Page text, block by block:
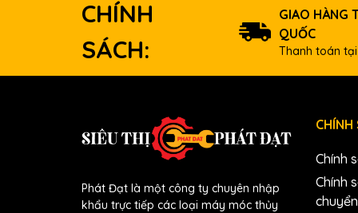
-Máy phát điện chạy dầu diesel sử dụng loại
dòng máy đời cũ. Ngoài ra, máy phát điện chạy
đa, chi phí mua nhiên liệu cũng rẻ hơn. Điện
chạy xăng.
-Nhờ hệ thống turbo và công nghệ phun nhiên
động cơ giúp cho khả năng vận hành mạnh mẽ
CHÍNH
SÁCH:
GIAO HÀNG
QUỐC
Thanh toán
Phát Đạt là một công ty chuyên nhập
khẩu trực tiếp các loại máy móc thủy
CHÍNH
Chính
Chính
chuyển